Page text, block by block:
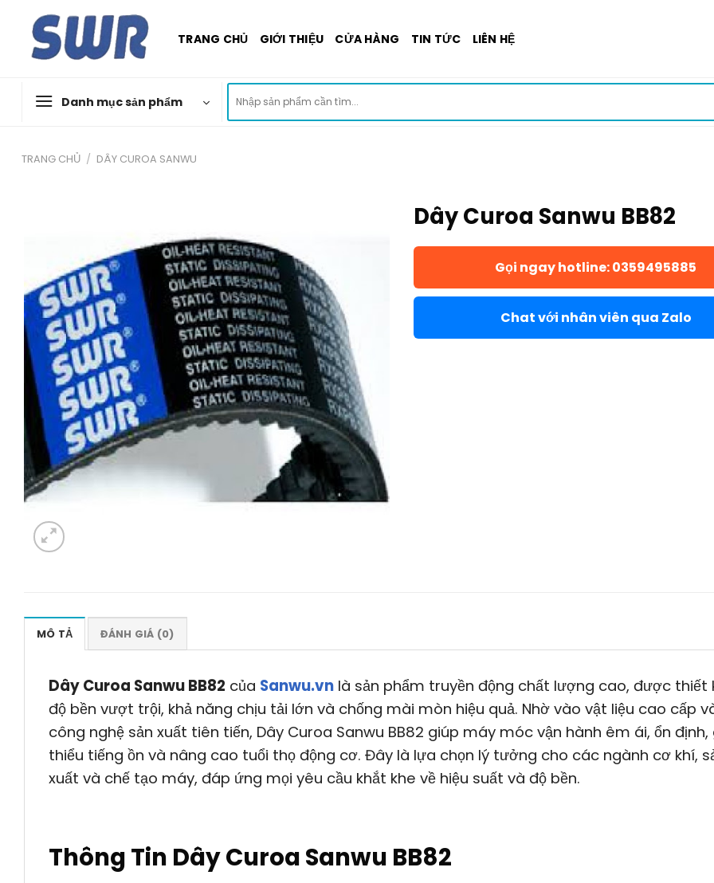
content
TRANG CHỦ GIỚI THIỆU CỬA HÀNG TIN TỨC LIÊN HỆ
Danh mục sản phẩm
kiếm:
TRANG CHỦ / DÂY CUROA SANWU
Dây Curoa Sanwu BB82
Gọi ngay hotline: 0359495885
Chat với nhân viên qua Zalo
MÔ TẢ ĐÁNH GIÁ (0)
Dây Curoa Sanwu BB82 của Sanwu.vn là sản phẩm truyền động chất lượng cao, được thiết
độ bền vượt trội, khả năng chịu tải lớn và chống mài mòn hiệu quả. Nhờ vào vật liệu cao cấp
công nghệ sản xuất tiên tiến, Dây Curoa Sanwu BB82 giúp máy móc vận hành êm ái, ổn định,
thiểu tiếng ồn và nâng cao tuổi thọ động cơ. Đây là lựa chọn lý tưởng cho các ngành cơ khí,
xuất và chế tạo máy, đáp ứng mọi yêu cầu khắt khe về hiệu suất và độ bền.
Thông Tin Dây Curoa Sanwu BB82